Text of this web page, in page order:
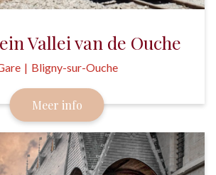
Vallei van de Ouche
| Bligny-sur-Ouche
reizen zoals in 1910.
Meer info